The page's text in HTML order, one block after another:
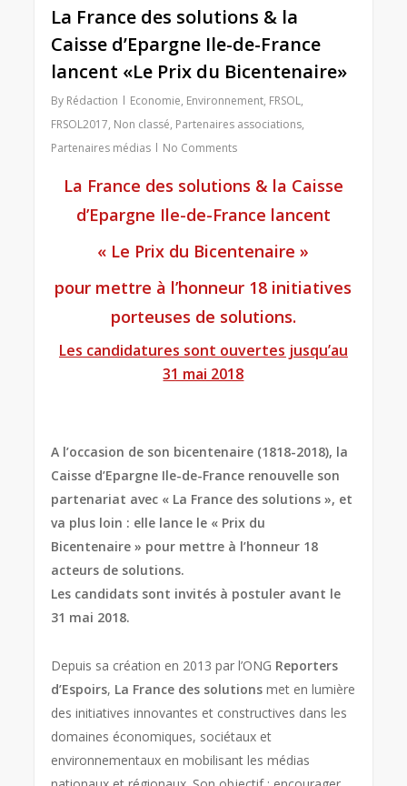
La France des solutions & la
Caisse d’Epargne Ile-de-France
lancent «Le Prix du Bicentenaire»
By Rédaction Economie, Environnement, FRSOL,
FRSOL2017, Non classé, Partenaires associations,
Partenaires médias
No Comments
La France des solutions & la Caisse
d’Epargne Ile-de-France lancent
« Le Prix du Bicentenaire »
pour mettre à l’honneur 18 initiatives
porteuses de solutions.
Les candidatures sont ouvertes jusqu’au
31 mai 2018
A l’occasion de son bicentenaire (1818-2018), la
Caisse d’Epargne Ile-de-France renouvelle son
partenariat avec « La France des solutions », et
va plus loin : elle lance le « Prix du
Bicentenaire » pour mettre à l’honneur 18
acteurs de solutions.
Les candidats sont invités à postuler avant le
31 mai 2018.
Depuis sa création en 2013 par l’ONG Reporters
d’Espoirs, La France des solutions met en lumière
des initiatives innovantes et constructives dans les
domaines économiques, sociétaux et
environnementaux en mobilisant les médias
0